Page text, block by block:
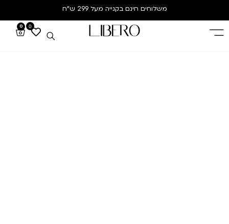
משלוחים חינם בקנייה מעל 299 ש”ח
0
0